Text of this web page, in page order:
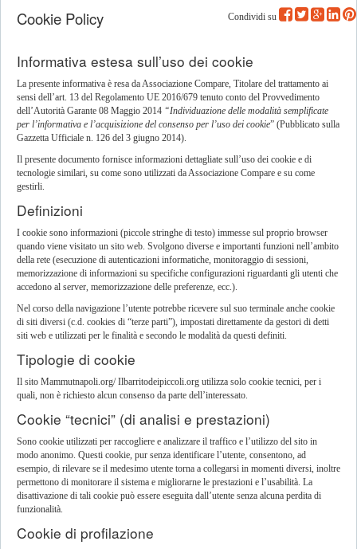
Condividi su
Cookie Policy
Informativa estesa sull’uso dei cookie
La presente informativa è resa da Associazione Compare, Titolare del trattamento ai
sensi dell’art. 13 del Regolamento UE 2016/679 tenuto conto del Provvedimento
dell’Autorità Garante 08 Maggio 2014 “Individuazione delle modalità semplificate
per l’informativa e l’acquisizione del consenso per l’uso dei cookie” (Pubblicato sulla
Gazzetta Ufficiale n. 126 del 3 giugno 2014).
Il presente documento fornisce informazioni dettagliate sull’uso dei cookie e di
tecnologie similari, su come sono utilizzati da Associazione Compare e su come
gestirli.
Definizioni
I cookie sono informazioni (piccole stringhe di testo) immesse sul proprio browser
quando viene visitato un sito web. Svolgono diverse e importanti funzioni nell’ambito
della rete (esecuzione di autenticazioni informatiche, monitoraggio di sessioni,
memorizzazione di informazioni su specifiche configurazioni riguardanti gli utenti che
accedono al server, memorizzazione delle preferenze, ecc.).
Nel corso della navigazione l’utente potrebbe ricevere sul suo terminale anche cookie
di siti diversi (c.d. cookies di “terze parti”), impostati direttamente da gestori di detti
siti web e utilizzati per le finalità e secondo le modalità da questi definiti.
Tipologie di cookie
Il sito Mammutnapoli.org/ Ilbarritodeipiccoli.org utilizza solo cookie tecnici, per i
quali, non è richiesto alcun consenso da parte dell’interessato.
Cookie “tecnici” (di analisi e prestazioni)
Sono cookie utilizzati per raccogliere e analizzare il traffico e l’utilizzo del sito in
modo anonimo. Questi cookie, pur senza identificare l’utente, consentono, ad
esempio, di rilevare se il medesimo utente torna a collegarsi in momenti diversi, inoltre
permettono di monitorare il sistema e migliorarne le prestazioni e l’usabilità. La
disattivazione di tali cookie può essere eseguita dall’utente senza alcuna perdita di
funzionalità.
Cookie di profilazione